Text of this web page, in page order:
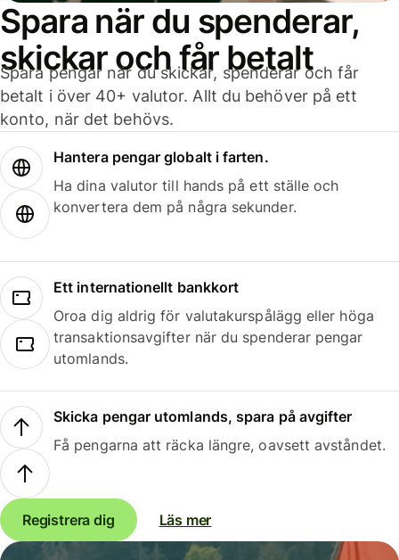
Spara när du spenderar,
skickar och får betalt
Spara pengar när du skickar, spenderar och får
betalt i över 40+ valutor. Allt du behöver på ett
konto, när det behövs.
Hantera pengar globalt i farten.
Ha dina valutor till hands på ett ställe och
konvertera dem på några sekunder.
Ett internationellt bankkort
Oroa dig aldrig för valutakurspålägg eller höga
transaktionsavgifter när du spenderar pengar
utomlands.
Skicka pengar utomlands, spara på avgifter
Få pengarna att räcka längre, oavsett avståndet.
Registrera dig Läs mer